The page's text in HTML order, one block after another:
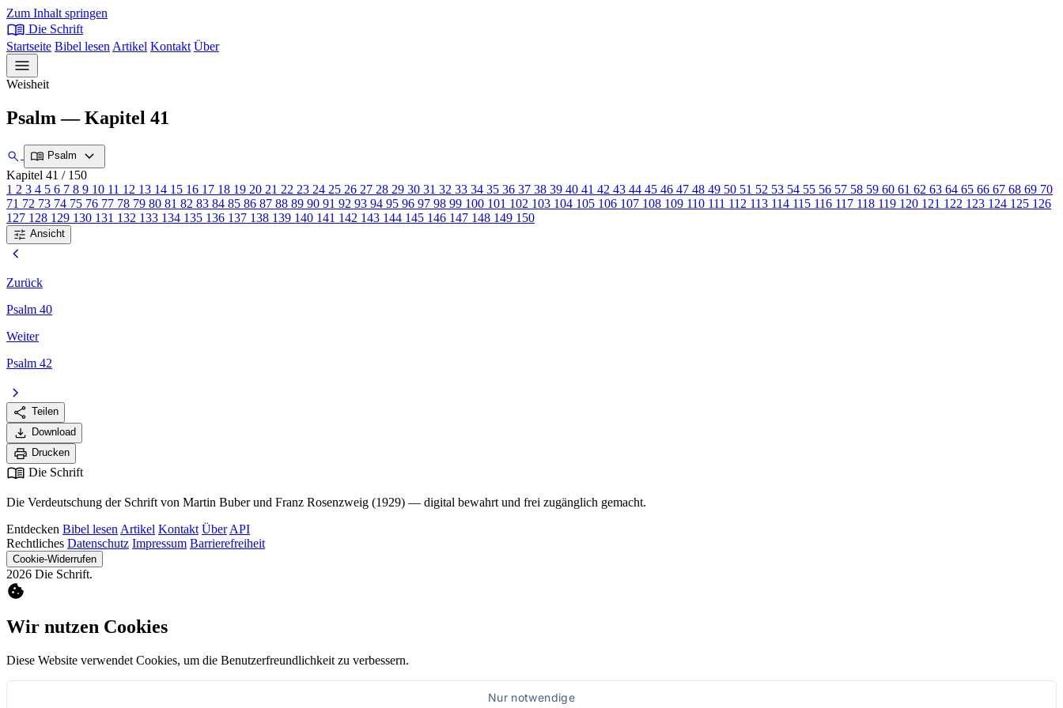
Zum Inhalt springen
menu_book Die Schrift
Startseite Bibel lesen Artikel Kontakt Über
menu
Weisheit
Psalm — Kapitel 41
search menu_book Psalm expand_more
Kapitel 41 / 150
1 2 3 4 5 6 7 8 9 10 11 12 13 14 15 16 17 18 19 20 21 22 23 24 25 26 27 28 29 30 31 32 33 34 35 36 37 38 39 40 41 42 43 44 45 46 47 48 49 50 51 52 53 54 55 56 57 58 59 60 61 62 63 64 65 66 67 68 69 70
71 72 73 74 75 76 77 78 79 80 81 82 83 84 85 86 87 88 89 90 91 92 93 94 95 96 97 98 99 100 101 102 103 104 105 106 107 108 109 110 111 112 113 114 115 116 117 118 119 120 121 122 123 124 125 126
127 128 129 130 131 132 133 134 135 136 137 138 139 140 141 142 143 144 145 146 147 148 149 150
tune Ansicht
chevron_left
Zurück
Psalm 40
Weiter
Psalm 42
chevron_right
share Teilen
download Download
print Drucken
menu_book Die Schrift
Die Verdeutschung der Schrift von Martin Buber und Franz Rosenzweig (1929) — digital bewahrt und frei zugänglich gemacht.
Entdecken Bibel lesen Artikel Kontakt Über API
Rechtliches Datenschutz Impressum Barrierefreiheit
Cookie-Widerrufen
2026 Die Schrift.
cookie
Wir nutzen Cookies
Diese Website verwendet Cookies, um die Benutzerfreundlichkeit zu verbessern.
Nur notwendige